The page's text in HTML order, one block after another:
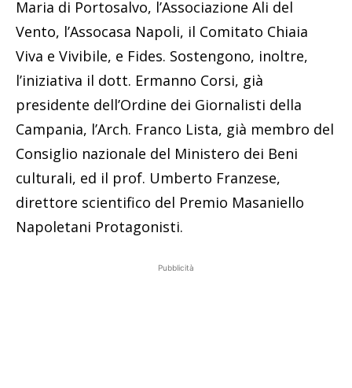
Maria di Portosalvo, l’Associazione Ali del
Vento, l’Assocasa Napoli, il Comitato Chiaia
Viva e Vivibile, e Fides. Sostengono, inoltre,
l’iniziativa il dott. Ermanno Corsi, già
presidente dell’Ordine dei Giornalisti della
Campania, l’Arch. Franco Lista, già membro del
Consiglio nazionale del Ministero dei Beni
culturali, ed il prof. Umberto Franzese,
direttore scientifico del Premio Masaniello
Napoletani Protagonisti.
Pubblicità